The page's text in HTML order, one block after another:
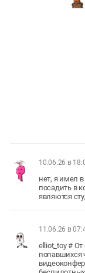
10.06.26 в
нет, я имел
посадить в
являются
11.06.26 в
elliot_toy #
попавшихся